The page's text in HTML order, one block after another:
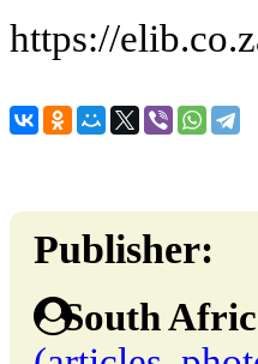
https://
Publisher:
South